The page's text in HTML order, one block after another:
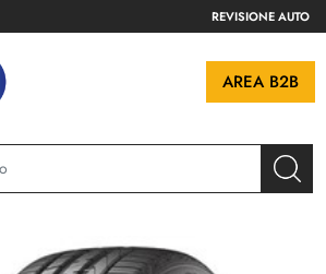
REVISIONE AUTO
AREA B2B